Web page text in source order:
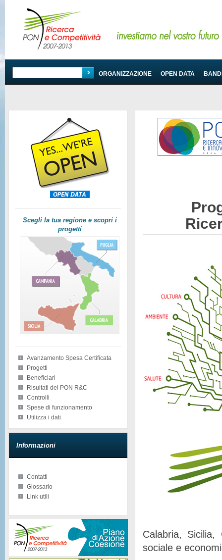
PROGRAMMA ORGANIZZAZIONE OPEN DATA
Scegli la tua regione e scopri i
progetti
Avanzamento Spesa Certificata
Progetti
Beneficiari
Risultati del PON R&C
Controlli
Spese di funzionamento
Utilizza i dati
Informazioni
Contatti
Glossario
Link utili
Calabria, Sicilia,
sociale e